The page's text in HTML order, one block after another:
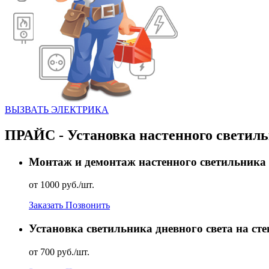
ВЫЗВАТЬ ЭЛЕКТРИКА
ПРАЙС - Установка настенного
Монтаж и демонтаж настенного светильника
от 1000 руб./шт.
Заказать Позвонить
Установка светильника дневного света на
от 700 руб./шт.